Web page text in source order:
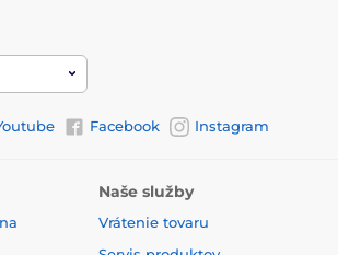
Facebook Instagram
Naše služby
Vrátenie tovaru